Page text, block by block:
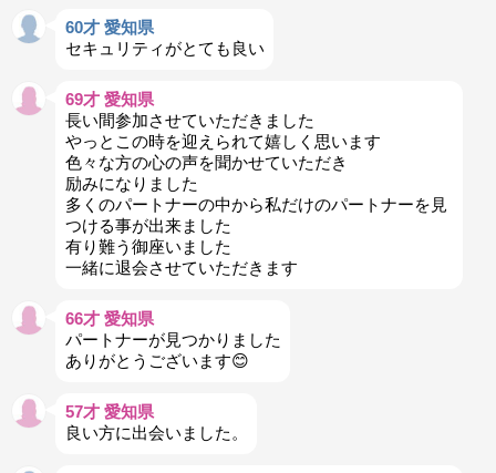
60才 愛知県
セキュリティがとても良い
69才 愛知県
長い間参加させていただきました
やっとこの時を迎えられて嬉しく思います
色々な方の心の声を聞かせていただき
励みになりました
多くのパートナーの中から私だけのパートナーを見
つける事が出来ました
有り難う御座いました
一緒に退会させていただきます
66才 愛知県
パートナーが見つかりました
ありがとうございます😊
57才 愛知県
良い方に出会いました。